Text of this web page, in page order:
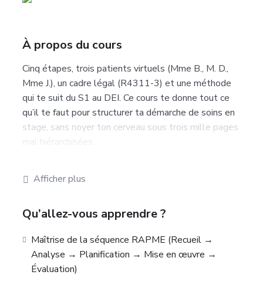
À propos du cours
Cinq étapes, trois patients virtuels (Mme B., M. D.,
Mme J.), un cadre légal (R4311-3) et une méthode
qui te suit du S1 au DEI. Ce cours te donne tout ce
qu’il te faut pour structurer ta démarche de soins en
stage, sans noyer ton cerveau sous trois mille pages
mal hiérarchisées.
défendables, écrire des objectifs SMART, mettre en
prescrit, collaboratif), évaluer tes résultats et
Le tout sourcé, avec 3 simulations cliniques, 5 quiz,
20 flashcards et un mémo A4 imprimable à glisser
dans ta blouse.
Afficher plus
Qu’allez-vous apprendre ?
Maîtrise de la séquence RAPME (Recueil →
Analyse → Planification → Mise en œuvre →
Évaluation)